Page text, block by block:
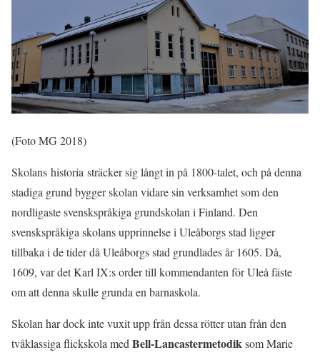
(Foto MG 2018)
Skolans historia sträcker sig långt in på 1800-talet, och på denna
stadiga grund bygger skolan vidare sin verksamhet som den
nordligaste svenskspråkiga grundskolan i Finland. Den
svenskspråkiga skolans upprinnelse i Uleåborgs stad ligger
tillbaka i de tider då Uleåborgs stad grundlades år 1605. Då,
1609, var det Karl IX:s order till kommendanten för Uleå fäste
om att denna skulle grunda en barnaskola.
Skolan har dock inte vuxit upp från dessa rötter utan från den
tvåklassiga flickskola med Bell-Lancastermetodiksom Marie